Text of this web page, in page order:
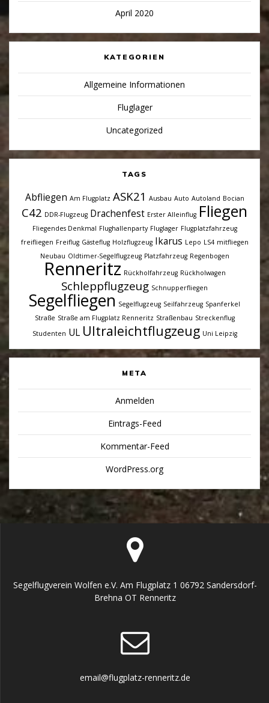
April 2020
KATEGORIEN
Allgemeine Informationen
Fluglager
Uncategorized
TAGS
Abfliegen Am Flugplatz ASK21 Ausbau Auto Autoland Bocian
C42 DDR-Flugzeug Drachenfest Erster Alleinflug Fliegen
Fliegendes Denkmal Flughallenparty Fluglager Flugplatzfahrzeug
freifliegen Freiflug Gästeflug Holzflugzeug Ikarus Lepo LS4 mitfliegen
Neubau Oldtimer-Segelflugzeug Platzfahrzeug Regenbogen
Renneritz Rückholfahrzeug Rückholwagen
Schleppflugzeug Schnupperfliegen
Segelfliegen Segelflugzeug Seilfahrzeug Spanferkel
Straße Straße am Flugplatz Renneritz Straßenbau Streckenflug
Studenten UL Ultraleichtflugzeug Uni Leipzig
META
Anmelden
Eintrags-Feed
Kommentar-Feed
WordPress.org
Segelflugverein Wolfen e.V. Am Flugplatz 1 06792 Sandersdorf-
Brehna OT Renneritz
email@flugplatz-renneritz.de